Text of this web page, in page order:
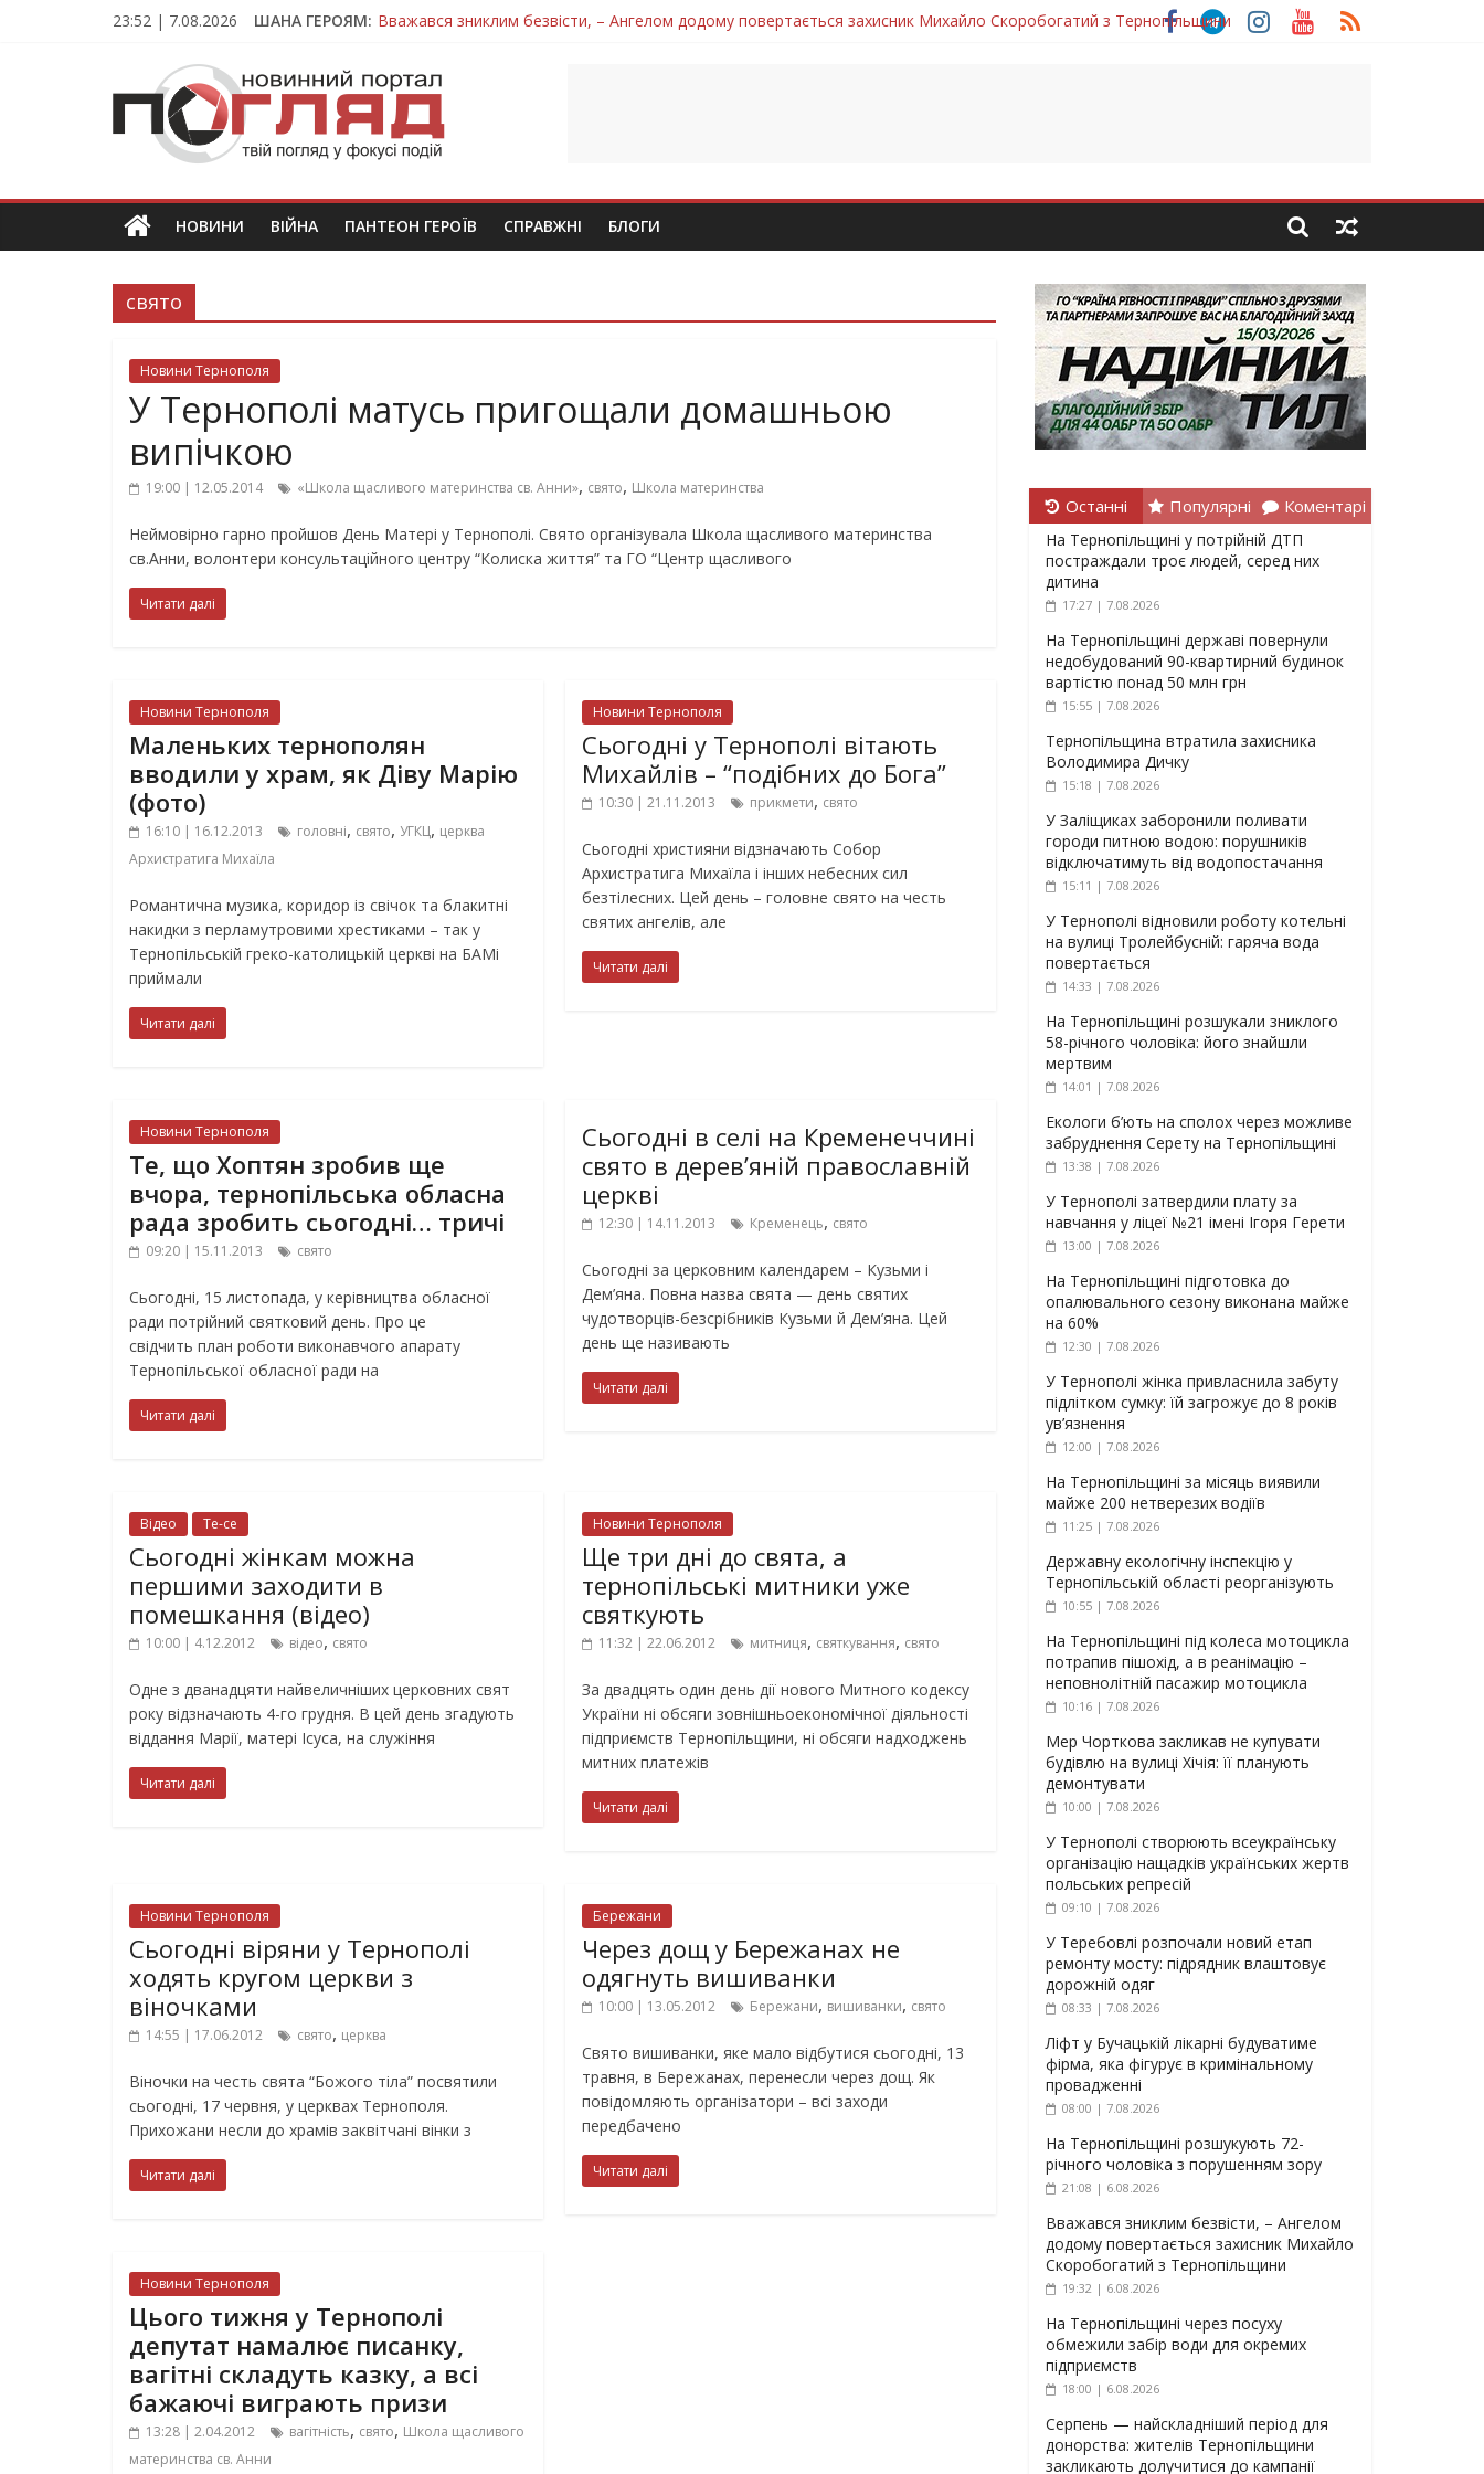
23:52 | 7.08.2026 ШАНА ГЕРОЯМ: Вважався зниклим безвісти, – Ангелом додому повертається захисник Михайло Скоробогатий з Тернопільщини
Тернопільщина втратила захисника Володимира Вельму
Захисник з Тернопільщини Петро Федів повертається до рідного дому «на щиті»
Тернопільщина втратила захисника Володимира Дичку
ПОГЛЯД
Новини
Тернополя.
новини
та
НОВИНИ ВІЙНА ПАНТЕОН ГЕРОЇВ СПРАВЖНІ БЛОГИ
свято
Новини Тернополя
У Тернополі матусь пригощали домашньою
випічкою
19:00 | 12.05.2014 «Школа щасливого материнства св. Анни», свято, Школа материнства
Неймовірно гарно пройшов День Матері у Тернополі. Свято організувала Школа щасливого материнства
св.Анни, волонтери консультаційного центру “Колиска життя” та ГО “Центр щасливого
Читати далі
Новини Тернополя
Маленьких тернополян
вводили у храм, як Діву Марію
(фото)
16:10 | 16.12.2013 головні, свято, УГКЦ, церква
Архистратига Михаїла
Романтична музика, коридор із свічок та блакитні
накидки з перламутровими хрестиками – так у
Тернопільській греко-католицькій церкві на БАМі
приймали
Читати далі
Новини Тернополя
Сьогодні у Тернополі вітають
Михайлів – “подібних до Бога”
10:30 | 21.11.2013 прикмети, свято
Сьогодні християни відзначають Собор
Архистратига Михаїла і інших небесних сил
безтілесних. Цей день – головне свято на честь
святих ангелів, але
Читати далі
Новини Тернополя
Те, що Хоптян зробив ще
вчора, тернопільська обласна
рада зробить сьогодні… тричі
09:20 | 15.11.2013 свято
Cьогодні, 15 листопада, у керівництва обласної
ради потрійний святковий день. Про це
свідчить план роботи виконавчого апарату
Тернопільської обласної ради на
Читати далі
Сьогодні в селі на Кременеччині
свято в дерев’яній православній
церкві
12:30 | 14.11.2013 Кременець, свято
Сьогодні за церковним календарем – Кузьми і
Дем’яна. Повна назва свята — день святих
чудотворців-безсрібників Кузьми й Дем’яна. Цей
день ще називають
Читати далі
Відео Те-се
Сьогодні жінкам можна
першими заходити в
помешкання (відео)
10:00 | 4.12.2012 відео, свято
Одне з дванадцяти найвеличніших церковних свят
року відзначають 4-го грудня. В цей день згадують
віддання Марії, матері Ісуса, на служіння
Читати далі
Новини Тернополя
Ще три дні до свята, а
тернопільські митники уже
святкують
11:32 | 22.06.2012 митниця, святкування, свято
За двадцять один день дії нового Митного кодексу
України ні обсяги зовнішньоекономічної діяльності
підприємств Тернопільщини, ні обсяги надходжень
митних платежів
Читати далі
Новини Тернополя
Сьогодні віряни у Тернополі
ходять кругом церкви з
віночками
14:55 | 17.06.2012 свято, церква
Віночки на честь свята “Божого тіла” посвятили
сьогодні, 17 червня, у церквах Тернополя.
Прихожани несли до храмів заквітчані вінки з
Читати далі
Бережани
Через дощ у Бережанах не
одягнуть вишиванки
10:00 | 13.05.2012 Бережани, вишиванки, свято
Свято вишиванки, яке мало відбутися сьогодні, 13
травня, в Бережанах, перенесли через дощ. Як
повідомляють організатори – всі заходи
передбачено
Читати далі
Новини Тернополя
Цього тижня у Тернополі
депутат намалює писанку,
вагітні складуть казку, а всі
бажаючі виграють призи
13:28 | 2.04.2012 вагітність, свято, Школа щасливого
материнства св. Анни
Останні Популярні Коментарі
На Тернопільщині у потрійній ДТП
постраждали троє людей, серед них
дитина
17:27 | 7.08.2026
На Тернопільщині державі повернули
недобудований 90-квартирний будинок
вартістю понад 50 млн грн
15:55 | 7.08.2026
Тернопільщина втратила захисника
Володимира Дичку
15:18 | 7.08.2026
У Заліщиках заборонили поливати
городи питною водою: порушників
відключатимуть від водопостачання
15:11 | 7.08.2026
У Тернополі відновили роботу котельні
на вулиці Тролейбусній: гаряча вода
повертається
14:33 | 7.08.2026
На Тернопільщині розшукали зниклого
58-річного чоловіка: його знайшли
мертвим
14:01 | 7.08.2026
Екологи б’ють на сполох через можливе
забруднення Серету на Тернопільщині
13:38 | 7.08.2026
У Тернополі затвердили плату за
навчання у ліцеї №21 імені Ігоря Герети
13:00 | 7.08.2026
На Тернопільщині підготовка до
опалювального сезону виконана майже
на 60%
12:30 | 7.08.2026
У Тернополі жінка привласнила забуту
підлітком сумку: їй загрожує до 8 років
ув’язнення
12:00 | 7.08.2026
На Тернопільщині за місяць виявили
майже 200 нетверезих водіїв
11:25 | 7.08.2026
Державну екологічну інспекцію у
Тернопільській області реорганізують
10:55 | 7.08.2026
На Тернопільщині під колеса мотоцикла
потрапив пішохід, а в реанімацію –
неповнолітній пасажир мотоцикла
10:16 | 7.08.2026
Мер Чорткова закликав не купувати
будівлю на вулиці Хічія: її планують
демонтувати
10:00 | 7.08.2026
У Тернополі створюють всеукраїнську
організацію нащадків українських жертв
польських репресій
09:10 | 7.08.2026
У Теребовлі розпочали новий етап
ремонту мосту: підрядник влаштовує
дорожній одяг
08:33 | 7.08.2026
Ліфт у Бучацькій лікарні будуватиме
фірма, яка фігурує в кримінальному
провадженні
08:00 | 7.08.2026
На Тернопільщині розшукують 72-
річного чоловіка з порушенням зору
21:08 | 6.08.2026
Вважався зниклим безвісти, – Ангелом
додому повертається захисник Михайло
Скоробогатий з Тернопільщини
19:32 | 6.08.2026
На Тернопільщині через посуху
обмежили забір води для окремих
підприємств
18:00 | 6.08.2026
Серпень — найскладніший період для
донорства: жителів Тернопільщини
закликають долучитися до кампанії